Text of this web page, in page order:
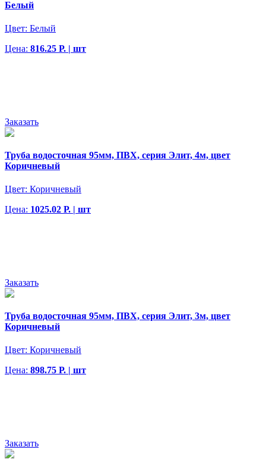
Белый
Цвет: Белый
Цена: 816.25 Р. | шт
Заказать
Труба водосточная 95мм, ПВХ, серия Элит, 4м, цвет
Коричневый
Цвет: Коричневый
Цена: 1025.02 Р. | шт
Заказать
Труба водосточная 95мм, ПВХ, серия Элит, 3м, цвет
Коричневый
Цвет: Коричневый
Цена: 898.75 Р. | шт
Заказать